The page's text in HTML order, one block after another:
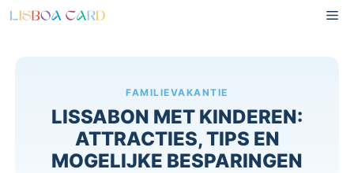
Overslaan
FAMILIEVAKANTIE
LISSABON MET KINDEREN:
ATTRACTIES, TIPS EN
MOGELIJKE BESPARINGEN